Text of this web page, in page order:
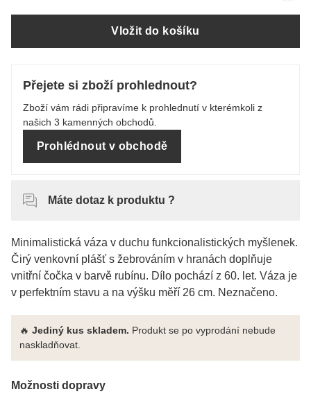
Vložit do košíku
Přejete si zboží prohlednout?
Zboží vám rádi připravíme k prohlednutí v kterémkoli z
našich 3 kamenných obchodů.
Prohlédnout v obchodě
Máte dotaz k produktu ?
Minimalistická váza v duchu funkcionalistických myšlenek.
Čirý venkovní plášť s žebrováním v hranách doplňuje
vnitřní čočka v barvě rubínu. Dílo pochází z 60. let. Váza je
v perfektním stavu a na výšku měří 26 cm. Neznačeno.
🔥 Jediný kus skladem. Produkt se po vyprodání nebude
naskladňovat.
Možnosti dopravy